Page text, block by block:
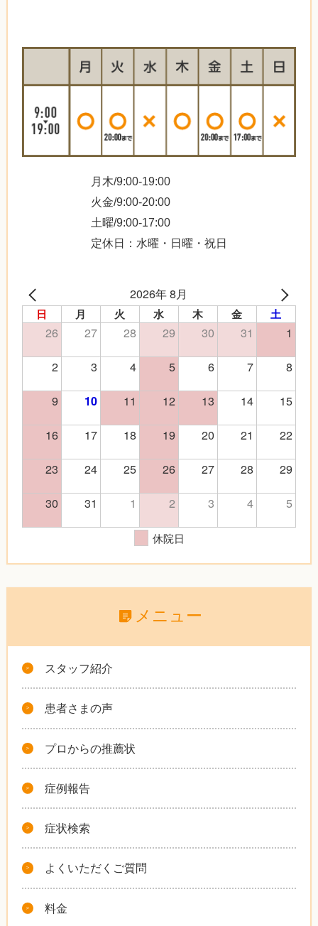
月木/9:00-19:00
火金/9:00-20:00
土曜/9:00-17:00
定休日：水曜・日曜・祝日
2026年 8月
日 月 火 水 木 金 土
26 27 28 29 30 31
1
2
3 4 5 6 7
8
9
10 11 12 13 14
15
16
17 18 19 20 21
22
23
24 25 26 27 28
29
30
31 1 2 3 4 5
休院日
メニュー
スタッフ紹介
患者さまの声
プロからの推薦状
症例報告
症状検索
よくいただくご質問
料金